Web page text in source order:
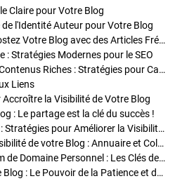
Claire pour Votre Blog
l'Identité Auteur pour Votre Blog
Stratégies de Publication : Boostez Votre Blog avec des Articles Fréquents et Exclusifs
: Stratégies Modernes pour le SEO
Enrichir Vos Articles avec des Contenus Riches : Stratégies pour Captiver et Optimiser
Liens
la Visibilité de Votre Blog
: Le partage est la clé du succès !
Optimisation SEO des Articles : Stratégies pour Améliorer la Visibilité de Votre Blog
Stratégies pour améliorer la visibilité de votre Blog : Annuaire et Collaborations
Pourquoi Investir dans un Nom de Domaine Personnel : Les Clés de la Réussite de Votre Blog
Comment Faire Émerger Votre Blog : Le Pouvoir de la Patience et de la Persévérance